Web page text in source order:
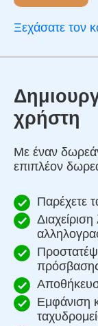
Ξεχάσατε τον
χρήστη
Με έναν
επιπλέον
Παρέχετε
Εμφάνιση